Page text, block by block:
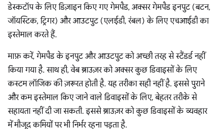
डेस्कटॉप के लिए डिज़ाइन किए गए गेमपैड, अक्सर गेमपैड इनपुट (बटन,
जॉयस्टिक, ट्रिगर) और आउटपुट (एलईडी, रंबल) के लिए एचआईडी का
इस्तेमाल करते हैं.
माफ़ करें, गेमपैड के इनपुट और आउटपुट को अच्छी तरह से स्टैंडर्ड नहीं
किया गया है. साथ ही, वेब ब्राउज़र को अक्सर कुछ डिवाइसों के लिए
कस्टम लॉजिक की ज़रूरत होती है. यह तरीका सही नहीं है. इससे पुराने
और कम इस्तेमाल किए जाने वाले डिवाइसों के लिए, बेहतर तरीके से
सहायता नहीं दी जा सकती. इससे ब्राउज़र को कुछ डिवाइसों के व्यवहार
में मौजूद कमियों पर भी निर्भर रहना पड़ता है.